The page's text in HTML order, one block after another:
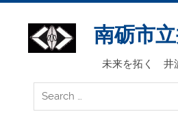
Skip
content
南砺市
未来を拓く 井